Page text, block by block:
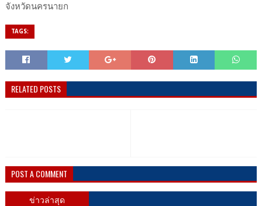
จังหวัดนครนายก
TAGS:
RELATED POSTS
POST A COMMENT
ข่าวล่าสุด